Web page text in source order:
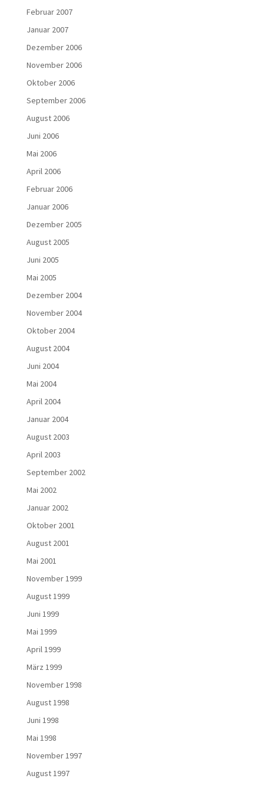
Februar 2007
Januar 2007
Dezember 2006
November 2006
Oktober 2006
September 2006
August 2006
Juni 2006
Mai 2006
April 2006
Februar 2006
Januar 2006
Dezember 2005
August 2005
Juni 2005
Mai 2005
Dezember 2004
November 2004
Oktober 2004
August 2004
Juni 2004
Mai 2004
April 2004
Januar 2004
August 2003
April 2003
September 2002
Mai 2002
Januar 2002
Oktober 2001
August 2001
Mai 2001
November 1999
August 1999
Juni 1999
Mai 1999
April 1999
März 1999
November 1998
August 1998
Juni 1998
Mai 1998
November 1997
August 1997